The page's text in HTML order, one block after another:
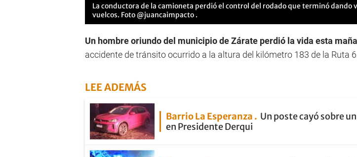
La conductora de la camioneta perdió el control del rodado que terminó dando
vuelcos. Foto @juancaimpacto .
Un hombre oriundo del municipio de Zárate perdió la vida esta
accidente de tránsito ocurrido a la altura del kilómetro 183 de la Ruta
LEE ADEMÁS
Barrio La Esperanza
Un poste cayó sobre
en Presidente Derqui